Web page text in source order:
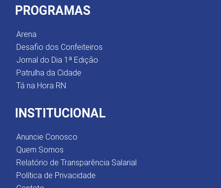
PROGRAMAS
Arena
Desafio dos Confeiteiros
Jornal do Dia 1ª Edição
Patrulha da Cidade
Tá na Hora RN
INSTITUCIONAL
Anuncie Conosco
Quem Somos
Relatório de Transparência Salarial
Política de Privacidade